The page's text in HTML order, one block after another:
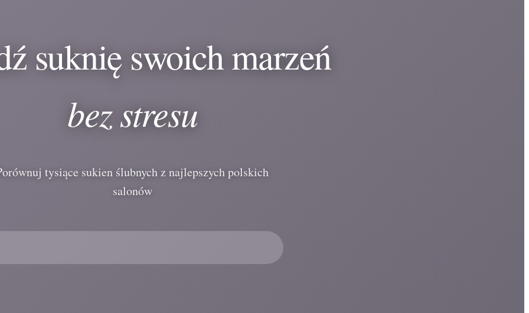
suknię swoich marzeń
bez stresu
tysiące sukien ślubnych z najlepszych polskich
salonów